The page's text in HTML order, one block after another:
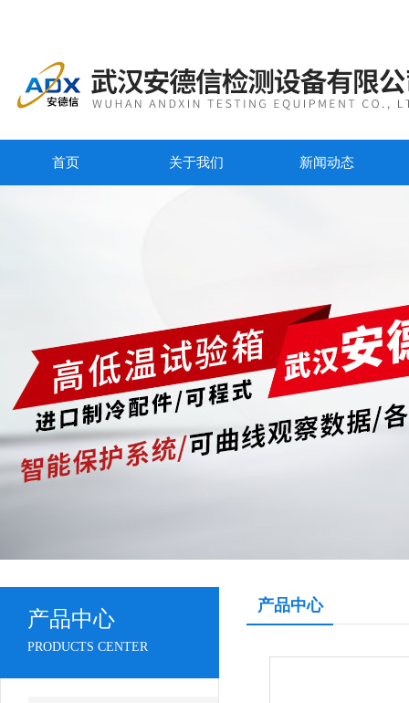
首页 关于我们 新闻动态
产品中心
PRODUCTS CENTER
产品中心